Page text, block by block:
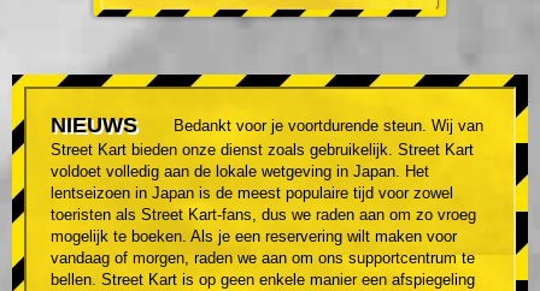
NIEUWS
Bedankt voor je voortdurende steun. Wij van
Street Kart bieden onze dienst zoals gebruikelijk. Street Kart
voldoet volledig aan de lokale wetgeving in Japan. Het
lentseizoen in Japan is de meest populaire tijd voor zowel
toeristen als Street Kart-fans, dus we raden aan om zo vroeg
mogelijk te boeken. Als je een reservering wilt maken voor
vandaag of morgen, raden we aan om ons supportcentrum te
bellen. Street Kart is op geen enkele manier een afspiegeling